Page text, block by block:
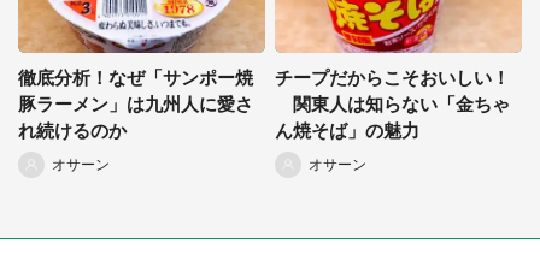
徹底分析！なぜ「サンポー焼
豚ラーメン」は九州人に愛さ
れ続けるのか
オサーン
チープだからこそおいしい！
関東人は知らない「金ちゃ
ん焼そば」の魅力
オサーン